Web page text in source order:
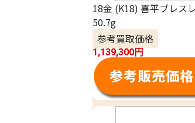
18金 (K18) 喜平ブレス
50.7g
参考買取価格
1,139,300円